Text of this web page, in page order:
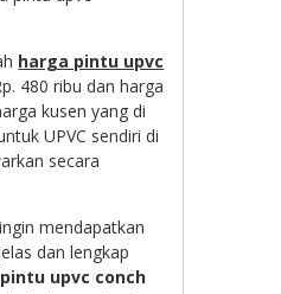
harga pintu upvc
480 ribu dan harga
kusen yang di
UPVC sendiri di
secara
mendapatkan
dan lengkap
upvc conch